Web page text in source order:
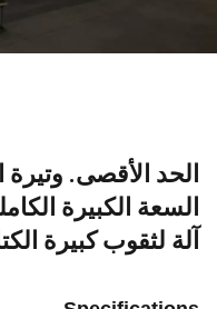
السعة الكبيرة
آلة لثقوب كبيرة